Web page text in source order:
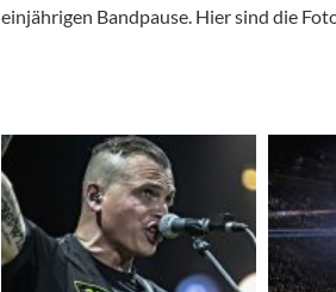
einjährigen Bandpause. Hier sind die